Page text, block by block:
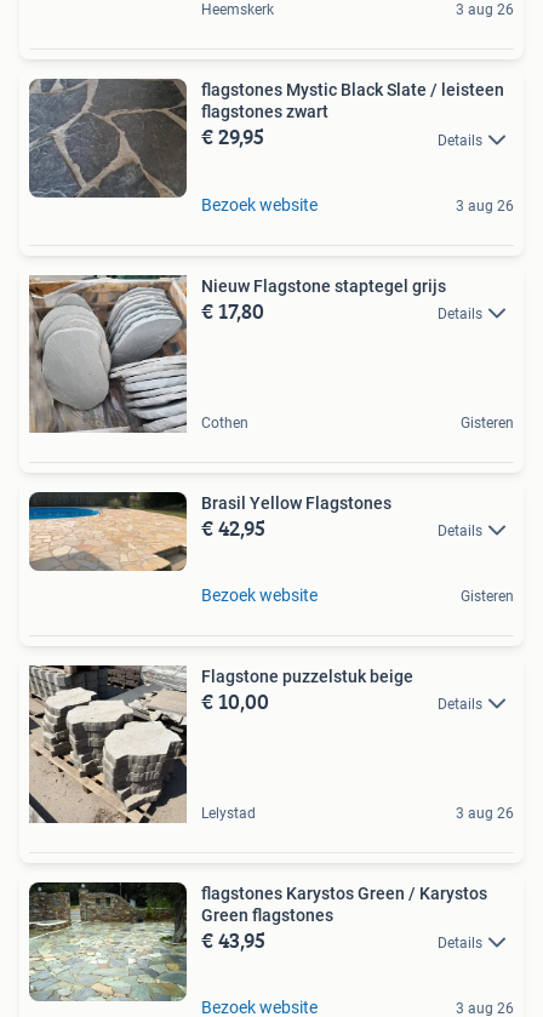
Heemskerk 3 aug 26
flagstones Mystic Black Slate / leisteen
flagstones zwart
€ 29,95 Details
Bezoek website 3 aug 26
Nieuw Flagstone staptegel grijs
€ 17,80 Details
Cothen Gisteren
Brasil Yellow Flagstones
€ 42,95 Details
Bezoek website Gisteren
Flagstone puzzelstuk beige
€ 10,00 Details
Lelystad 3 aug 26
flagstones Karystos Green / Karystos
Green flagstones
€ 43,95 Details
Bezoek website 3 aug 26